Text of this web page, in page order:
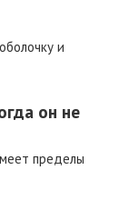
и
он не
пределы